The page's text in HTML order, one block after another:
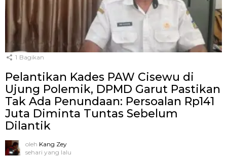
1 Bagikan
Pelantikan Kades PAW Cisewu di
Ujung Polemik, DPMD Garut Pastikan
Tak Ada Penundaan: Persoalan Rp141
Juta Diminta Tuntas Sebelum
Dilantik
oleh Kang Zey
sehari yang lalu